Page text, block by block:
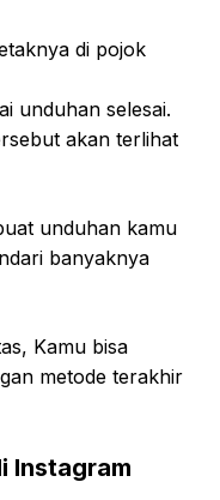
di pojok
unduhan selesai.
akan terlihat
unduhan kamu
banyaknya
Kamu bisa
metode terakhir
Instagram